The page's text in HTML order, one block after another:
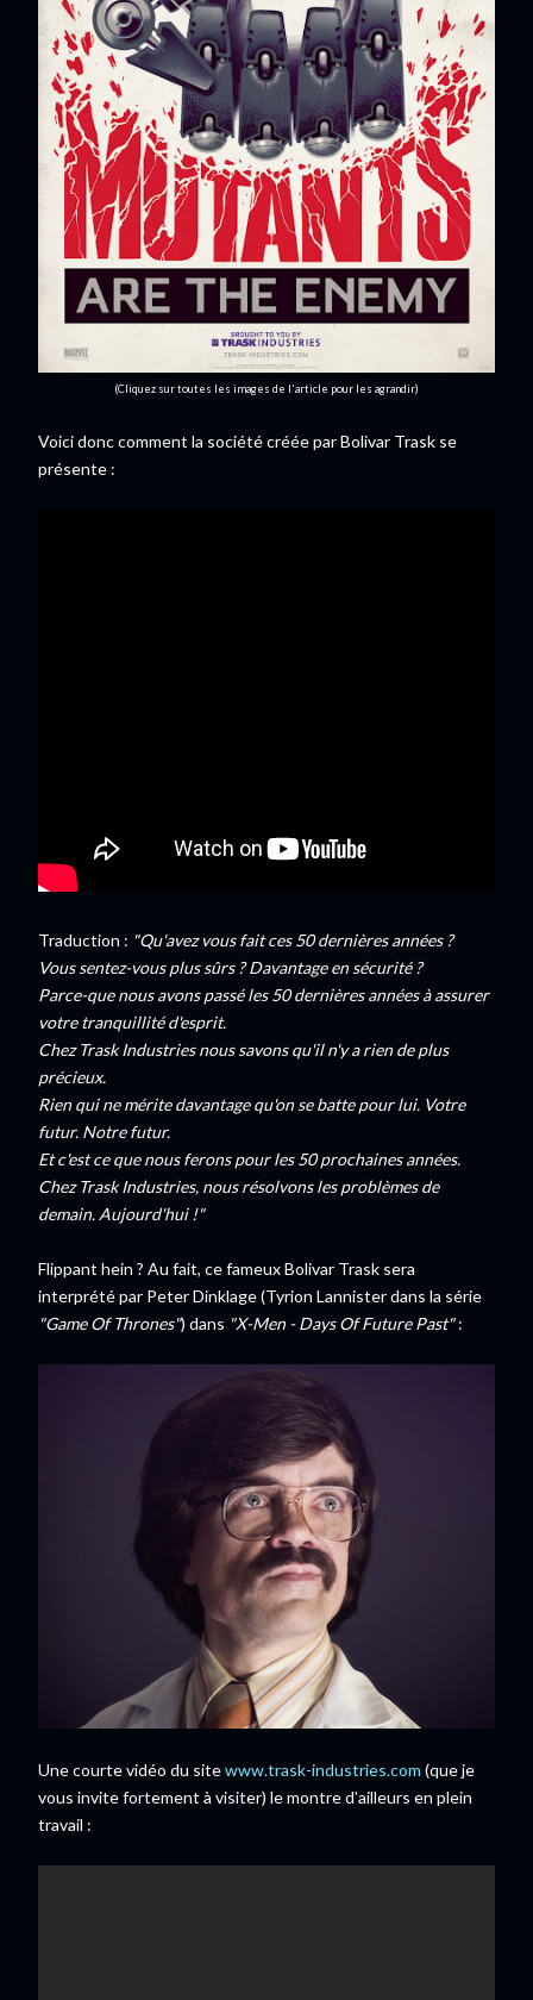
(Cliquez sur toutes les images de l'article pour les agrandir)
Voici donc comment la société créée par Bolivar Trask se
présente :
Traduction : "Qu'avez vous fait ces 50 dernières années ?
Vous sentez-vous plus sûrs ? Davantage en sécurité ?
Parce-que nous avons passé les 50 dernières années à assurer
votre tranquillité d'esprit.
Chez Trask Industries nous savons qu'il n'y a rien de plus
précieux.
Rien qui ne mérite davantage qu'on se batte pour lui. Votre
futur. Notre futur.
Et c'est ce que nous ferons pour les 50 prochaines années.
Chez Trask Industries, nous résolvons les problèmes de
demain. Aujourd'hui !"
Flippant hein ? Au fait, ce fameux Bolivar Trask sera
interprété par Peter Dinklage (Tyrion Lannister dans la série
"Game Of Thrones") dans "X-Men - Days Of Future Past":
Une courte vidéo du sitewww.trask-industries.com (que je
vous invite fortement à visiter) le montre d'ailleurs en plein
travail :